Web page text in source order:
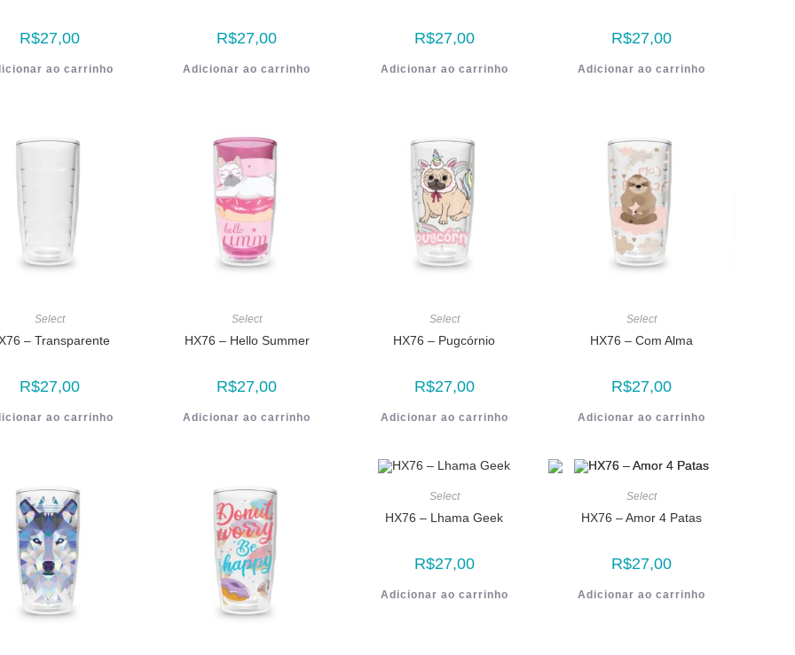
R$27,00
ao carrinho
R$27,00
Adicionar ao carrinho
R$27,00
Adicionar ao carrinho
R$27,00
Adicionar ao carrinho
Select
– Transparente
R$27,00
ao carrinho
Select
HX76 – Hello Summer
R$27,00
Adicionar ao carrinho
Select
HX76 – Pugcórnio
R$27,00
Adicionar ao carrinho
Select
HX76 – Com Alma
R$27,00
Adicionar ao carrinho
Select
HX76 – Lhama Geek
R$27,00
Adicionar ao carrinho
Select
HX76 – Amor 4 Patas
R$27,00
Adicionar ao carrinho